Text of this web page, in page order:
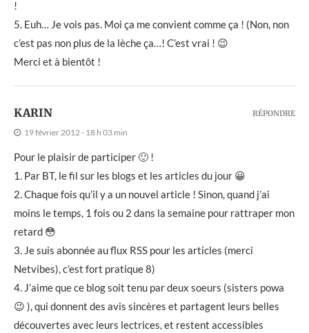
!
5. Euh… Je vois pas. Moi ça me convient comme ça ! (Non, non
c’est pas non plus de la lèche ça…! C’est vrai ! 😉
Merci et à bientôt !
KARIN
19 février 2012 - 18 h 03 min
Pour le plaisir de participer 🙂 !
1. Par BT, le fil sur les blogs et les articles du jour 😀
2. Chaque fois qu’il y a un nouvel article ! Sinon, quand j’ai
moins le temps, 1 fois ou 2 dans la semaine pour rattraper mon
retard 😳
3. Je suis abonnée au flux RSS pour les articles (merci
Netvibes), c’est fort pratique 8)
4. J’aime que ce blog soit tenu par deux soeurs (sisters powa
😉 ), qui donnent des avis sincères et partagent leurs belles
découvertes avec leurs lectrices, et restent accessibles
RÉPONDRE